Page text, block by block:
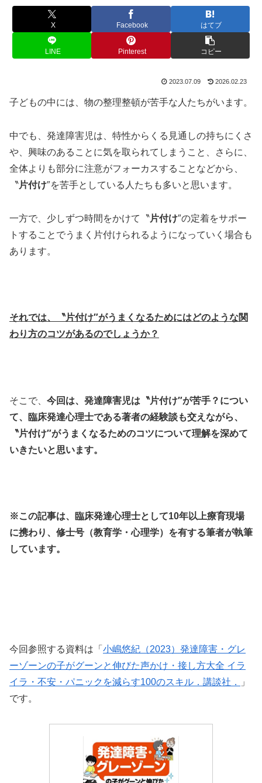
X Facebook はてブ
LINE Pinterest コピー
2023.07.09 2026.02.23
子どもの中には、物の整理整頓が苦手な人たちがいます。
中でも、発達障害児は、特性からくる見通しの持ちにくさ
や、興味のあることに気を取られてしまうこと、さらに、
全体よりも部分に注意がフォーカスすることなどから、
〝片付け″を苦手としている人たちも多いと思います。
一方で、少しずつ時間をかけて〝片付け″の定着をサポー
トすることでうまく片付けられるようになっていく場合も
あります。
それでは、〝片付け″がうまくなるためにはどのような関
わり方のコツがあるのでしょうか？
そこで、 今回は、発達障害児は〝片付け″が苦手？につい
て、臨床発達心理士である著者の経験談も交えながら、
〝片付け″がうまくなるためのコツについて理解を深めて
いきたいと思います。
※この記事は、臨床発達心理士として10年以上療育現場
に携わり、修士号（教育学・心理学）を有する筆者が執筆
しています。
今回参照する資料は「 小嶋悠紀（2023）発達障害・グレ
ーゾーンの子がグーンと伸びた声かけ・接し方大全 イラ
イラ・不安・パニックを減らす100のスキル．講談社．
」
です。